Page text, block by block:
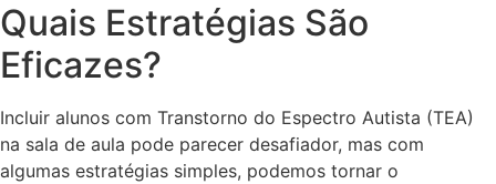
Quais Estratégias São
Eficazes?
Incluir alunos com Transtorno do Espectro Autista (TEA)
na sala de aula pode parecer desafiador, mas com
algumas estratégias simples, podemos tornar o